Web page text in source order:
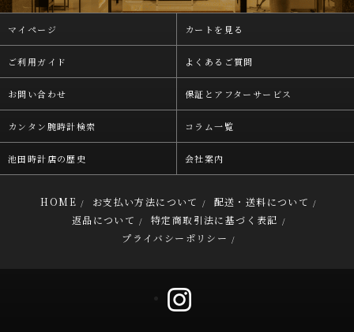
マイページ カートを見る
ご利用ガイド よくあるご質問
お問い合わせ 保証とアフターサービス
カンタン腕時計検索 コラム一覧
池田時計店の歴史 会社案内
HOME / お支払い方法について / 配送・送料について /
返品について / 特定商取引法に基づく表記 /
プライバシーポリシー /